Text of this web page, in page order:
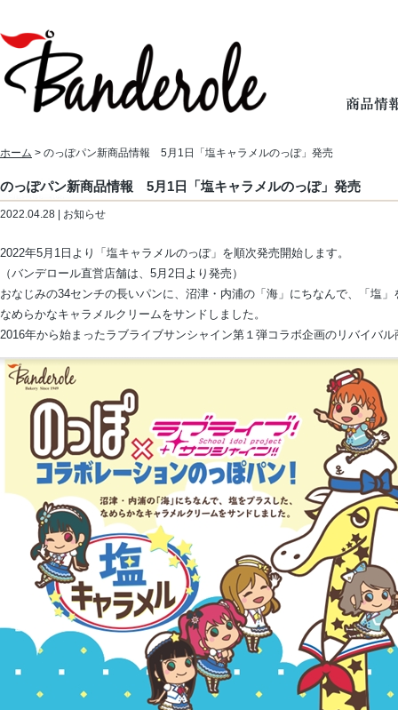
ホーム > のっぽパン新商品情報 5月1日「塩キャラメルのっぽ」発売
のっぽパン新商品情報 5月1日「塩キャラメルのっぽ」発売
2022.04.28 | お知らせ
2022年5月1日より「塩キャラメルのっぽ」を順次発売開始します。
（バンデロール直営店舗は、5月2日より発売）
おなじみの34センチの長いパンに、沼津・内浦の「海」にちなんで、「塩」
なめらかなキャラメルクリームをサンドしました。
2016年から始まったラブライブサンシャイン第１弾コラボ企画のリバイバ